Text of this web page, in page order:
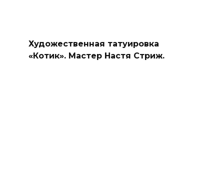
Художественная татуировка
«Котик». Мастер Настя Стриж.